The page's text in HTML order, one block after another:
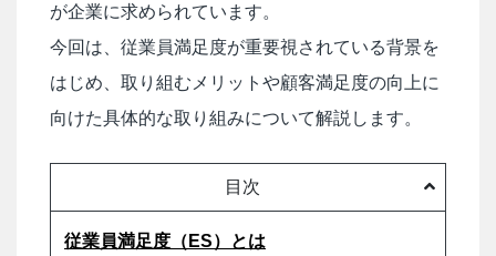
が企業に求められています。
今回は、従業員満足度が重要視されている背景を
はじめ、取り組むメリットや顧客満足度の向上に
向けた具体的な取り組みについて解説します。
目次
従業員満足度（ES）とは